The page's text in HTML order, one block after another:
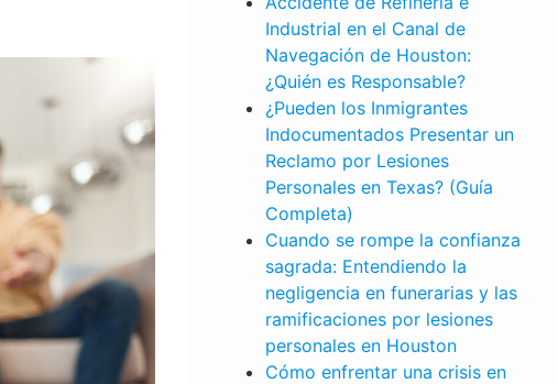
Industrial en el Canal de
Navegación de Houston:
¿Quién es Responsable?
¿Pueden los Inmigrantes
Indocumentados Presentar un
Reclamo por Lesiones
Personales en Texas? (Guía
Completa)
Cuando se rompe la confianza
sagrada: Entendiendo la
negligencia en funerarias y las
ramificaciones por lesiones
personales en Houston
Cómo enfrentar una crisis en